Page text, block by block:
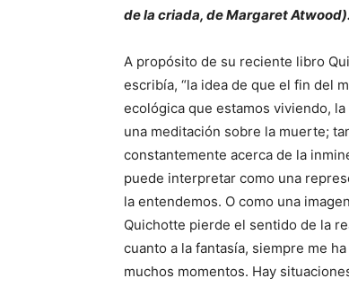
de la criada, de Margaret Atwood).
A propósito de su reciente libro
escribía, “la idea de que el fin del
ecológica que estamos viviendo,
una meditación sobre la muerte;
constantemente acerca de la
puede interpretar como una
la entendemos. O como una
Quichotte pierde el sentido de la
cuanto a la fantasía, siempre me
muchos momentos. Hay